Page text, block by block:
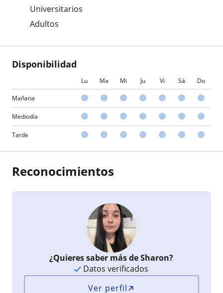
Universitarios
Adultos
Disponibilidad
Lu Ma Mi Ju Vi Sá Do
Mañana
Mediodía
Tarde
Reconocimientos
¿Quieres saber más de Sharon?
Datos verificados
Ver perfil